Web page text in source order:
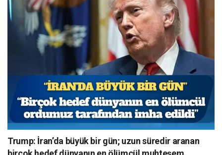
Trump: İran’da büyük bir gün; uzun süredir aranan